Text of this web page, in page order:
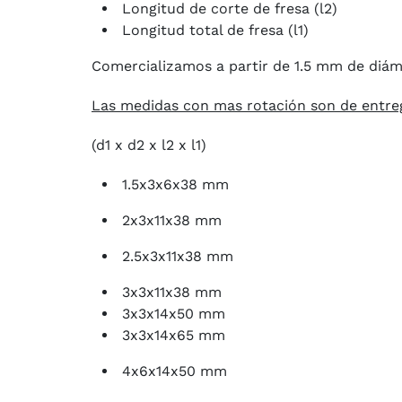
Longitud de corte de fresa (l2)
Longitud total de fresa (l1)
Comercializamos a partir de 1.5 mm de
Las medidas con mas rotación son de
(d1 x d2 x l2 x l1)
1.5x3x6x38 mm
2x3x11x38 mm
2.5x3x11x38 mm
3x3x11x38 mm
3x3x14x50 mm
3x3x14x65 mm
4x6x14x50 mm